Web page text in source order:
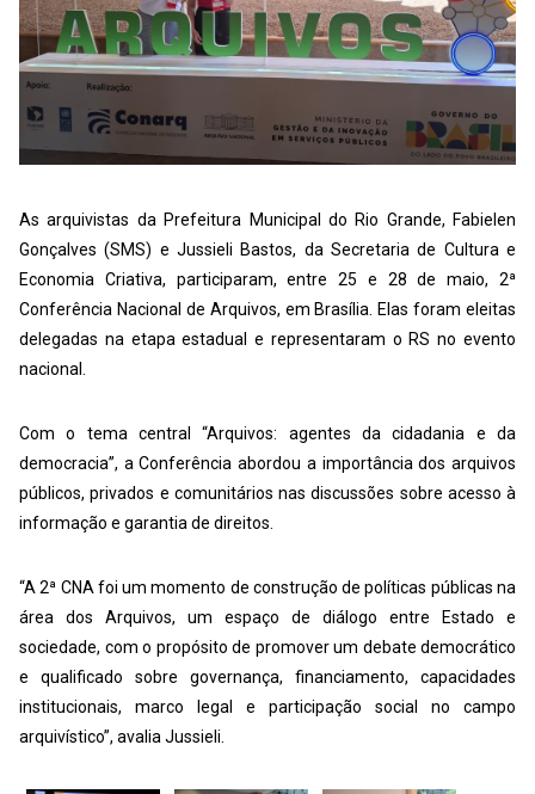
As arquivistas da Prefeitura Municipal do Rio Grande, Fabielen
Gonçalves (SMS) e Jussieli Bastos, da Secretaria de Cultura e
Economia Criativa, participaram, entre 25 e 28 de maio, 2ª
Conferência Nacional de Arquivos, em Brasília. Elas foram eleitas
delegadas na etapa estadual e representaram o RS no evento
nacional.
Com o tema central “Arquivos: agentes da cidadania e da
democracia”, a Conferência abordou a importância dos arquivos
públicos, privados e comunitários nas discussões sobre acesso à
informação e garantia de direitos.
“A 2ª CNA foi um momento de construção de políticas públicas na
área dos Arquivos, um espaço de diálogo entre Estado e
sociedade, com o propósito de promover um debate democrático
e qualificado sobre governança, financiamento, capacidades
institucionais, marco legal e participação social no campo
arquivístico”, avalia Jussieli.